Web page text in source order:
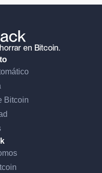
en Bitcoin.
Bitcoin